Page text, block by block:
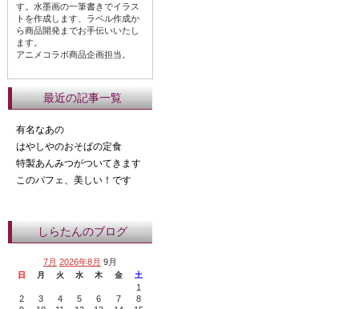
す。水墨画の一筆書きでイラス
トを作成します、ラベル作成か
ら商品開発までお手伝いいたし
ます。
アニメコラボ商品企画担当。
最近の記事一覧
有名なあの
はやしやのおそばの定食
特製あんみつがついてきます
このパフェ、美しい！です
しらたんのブログ
7月 2026年8月 9月
日 月 火 水 木 金 土
1
2
3 4 5 6 7
8